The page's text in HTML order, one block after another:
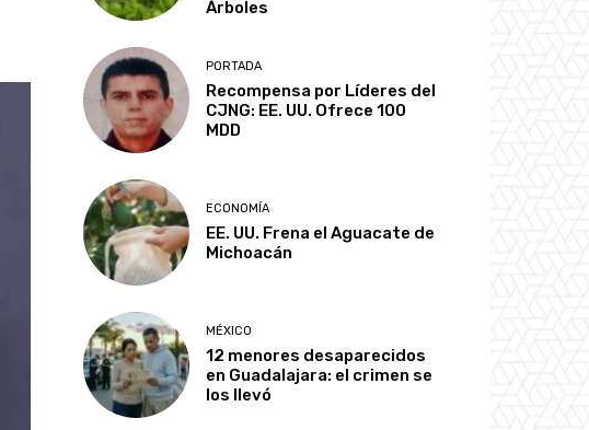
Árboles
PORTADA
Recompensa por Líderes del
CJNG: EE. UU. Ofrece 100
MDD
ECONOMÍA
EE. UU. Frena el Aguacate de
Michoacán
MÉXICO
12 menores desaparecidos
en Guadalajara: el crimen se
los llevó